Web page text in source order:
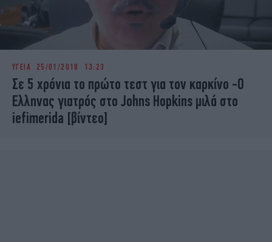
ΥΓΕΙΑ 25/01/2018 13:23
Σε 5 χρόνια το πρώτο τεστ για τον καρκίνο -Ο
Ελληνας γιατρός στο Johns Hopkins μιλά στο
iefimerida [βίντεο]